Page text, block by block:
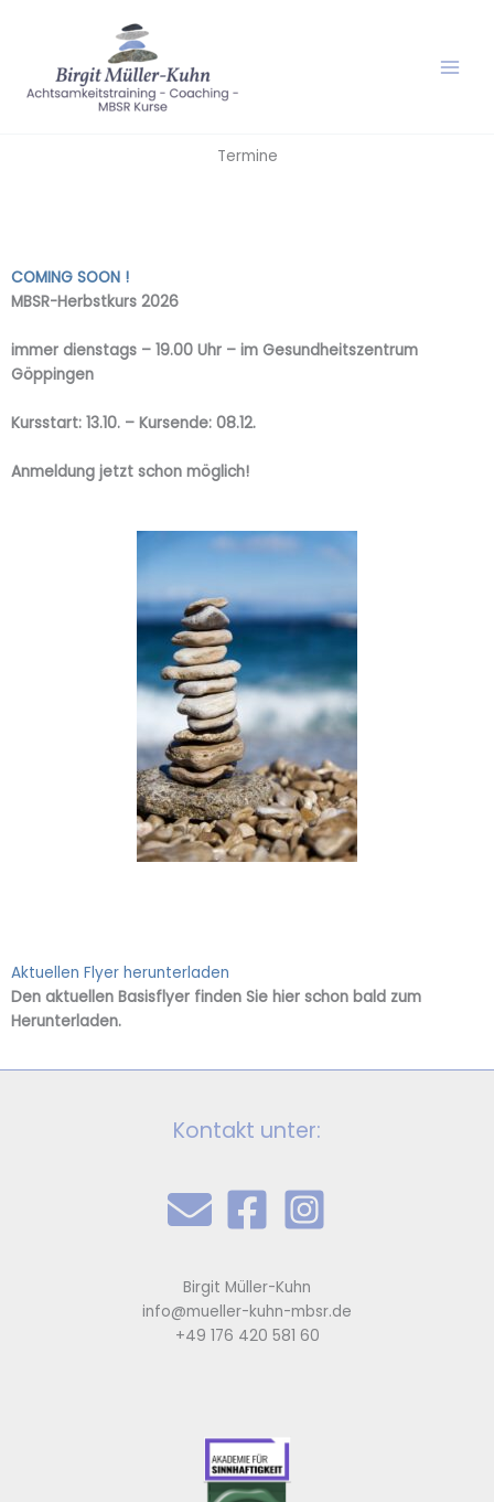
Termine
COMING SOON !
MBSR-Herbstkurs 2026
immer dienstags – 19.00 Uhr – im Gesundheitszentrum
Göppingen
Kursstart: 13.10. – Kursende: 08.12.
Anmeldung jetzt schon möglich!
Aktuellen Flyer herunterladen
Den aktuellen Basisflyer finden Sie hier schon bald zum
Herunterladen.
Kontakt unter:
Birgit Müller-Kuhn
info@mueller-kuhn-mbsr.de
+49 176 420 581 60